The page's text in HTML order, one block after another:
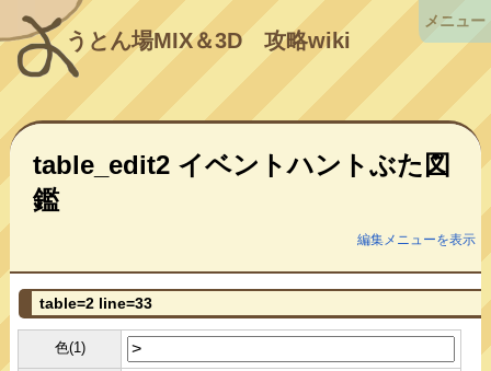
うとん場MIX＆3D攻略wiki
table_edit2 イベントハントぶた図
鑑
編集メニューを表示
table=2 line=33
色(1)
メニュー